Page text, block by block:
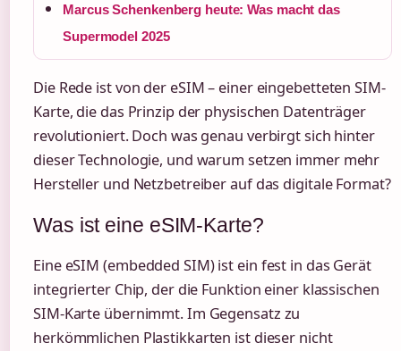
Marcus Schenkenberg heute: Was macht das
Supermodel 2025
Die Rede ist von der eSIM – einer eingebetteten SIM-
Karte, die das Prinzip der physischen Datenträger
revolutioniert. Doch was genau verbirgt sich hinter
dieser Technologie, und warum setzen immer mehr
Hersteller und Netzbetreiber auf das digitale Format?
Was ist eine eSIM-Karte?
Eine eSIM (embedded SIM) ist ein fest in das Gerät
integrierter Chip, der die Funktion einer klassischen
SIM-Karte übernimmt. Im Gegensatz zu
herkömmlichen Plastikkarten ist dieser nicht